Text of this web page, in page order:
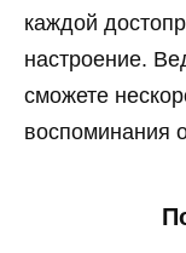
каждой
настроение.
сможете
воспоминания